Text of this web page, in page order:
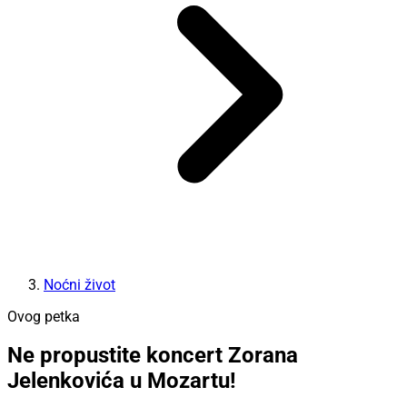
Noćni život
Ovog petka
Ne propustite koncert Zorana
Jelenkovića u Mozartu!